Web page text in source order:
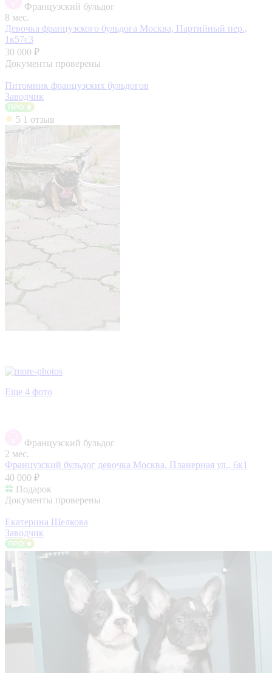
Французский бульдог
8 мес.
Девочка французского бульдога Москва, Партийный пер.,
1к57с3
30 000 ₽
Документы проверены
Питомник французских бульдогов
Заводчик
5 1 отзыв
Еще 4 фото
Французский бульдог
2 мес.
Французский бульдог девочка Москва, Планерная ул., 6к1
40 000 ₽
Подарок
Документы проверены
Екатерина Щелкова
Заводчик